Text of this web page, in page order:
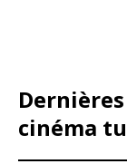
cinéma